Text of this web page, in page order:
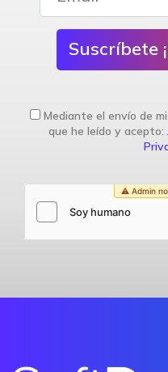
Suscríbete
Mediante el envío de
que he leído y acepto: